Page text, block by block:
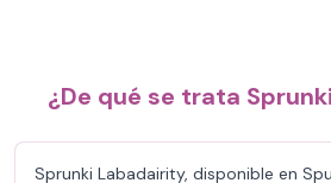
¿De qué se trata
Sprunki Labadairity, disponible en